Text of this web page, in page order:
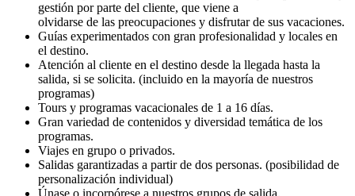
gestión por parte del cliente, que viene a
olvidarse de las preocupaciones y disfrutar de sus vacaciones.
Guías experimentados con gran profesionalidad y locales en
el destino.
Atención al cliente en el destino desde la llegada hasta la
salida, si se solicita. (incluido en la mayoría de nuestros
programas)
Tours y programas vacacionales de 1 a 16 días.
Gran variedad de contenidos y diversidad temática de los
programas.
Viajes en grupo o privados.
Salidas garantizadas a partir de dos personas. (posibilidad de
personalización individual)
Únase o incorpórese a nuestros grupos de salida.